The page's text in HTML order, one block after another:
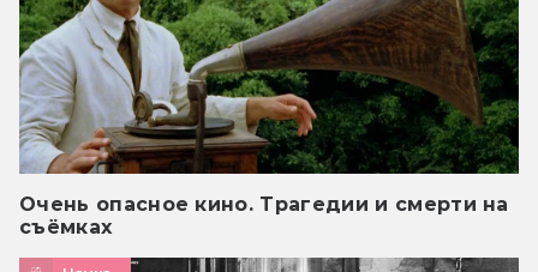
Очень опасное кино. Трагедии и смерти на
съёмках